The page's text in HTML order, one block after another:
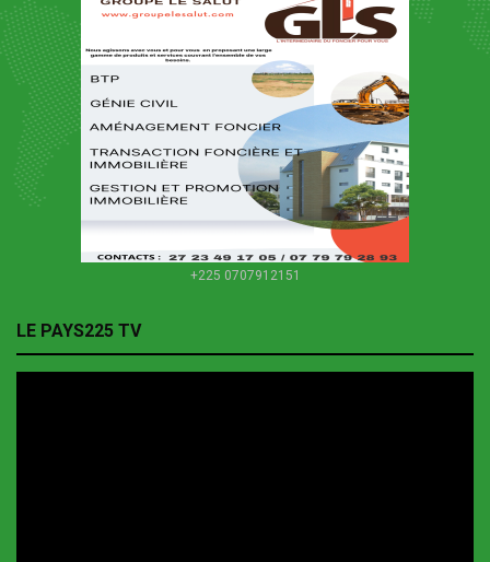
+225 0707912151
LE PAYS225 TV